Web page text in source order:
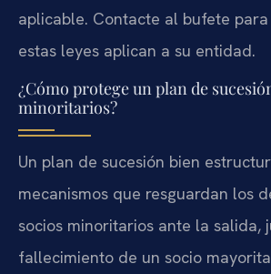
aplicable. Contacte al bufete
estas leyes aplican a su entidad.
¿Cómo protege un plan de
minoritarios?
Un plan de sucesión bien
mecanismos que resguardan los
socios minoritarios ante la salida,
fallecimiento de un socio